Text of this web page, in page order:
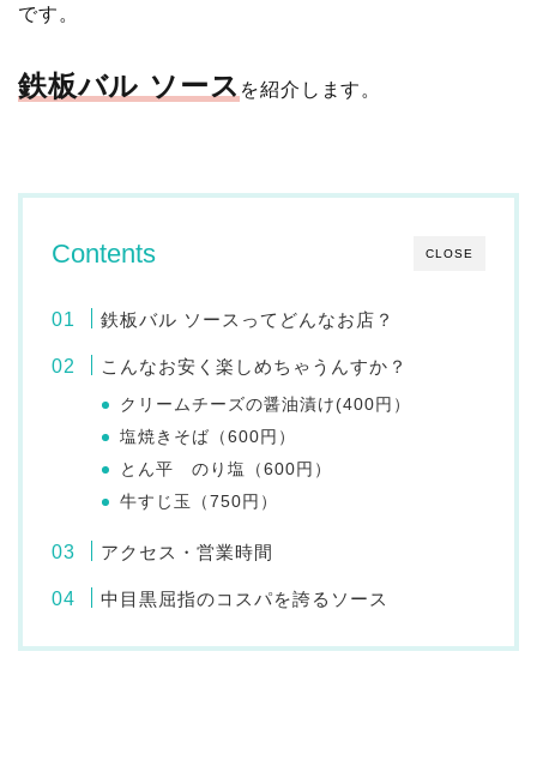
です。
鉄板バル ソース を紹介します。
CLOSE
Contents
鉄板バル ソースってどんなお店？
こんなお安く楽しめちゃうんすか？
クリームチーズの醤油漬け(400円）
塩焼きそば（600円）
とん平 のり塩（600円）
牛すじ玉（750円）
アクセス・営業時間
中目黒屈指のコスパを誇るソース